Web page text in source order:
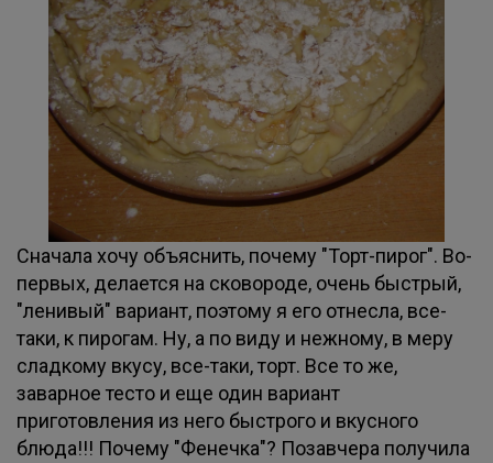
Сначала хочу объяснить, почему "Торт-пирог". Во-
первых, делается на сковороде, очень быстрый,
"ленивый" вариант, поэтому я его отнесла, все-
таки, к пирогам. Ну, а по виду и нежному, в меру
сладкому вкусу, все-таки, торт. Все то же,
заварное тесто и еще один вариант
приготовления из него быстрого и вкусного
блюда!!! Почему "Фенечка"? Позавчера получила